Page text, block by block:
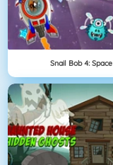
Snail Bob 4: Space